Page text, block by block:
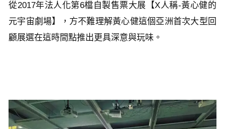
從2017年法人化第6檔自製售票大展【X人稱-黃心健的
元宇宙劇場】，方不難理解黃心健這個亞洲首次大型回
顧展選在這時間點推出更具深意與玩味。